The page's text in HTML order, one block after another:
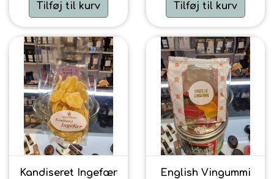
Tilføj til kurv Tilføj til kurv
Kandiseret Ingefær English Vingummi